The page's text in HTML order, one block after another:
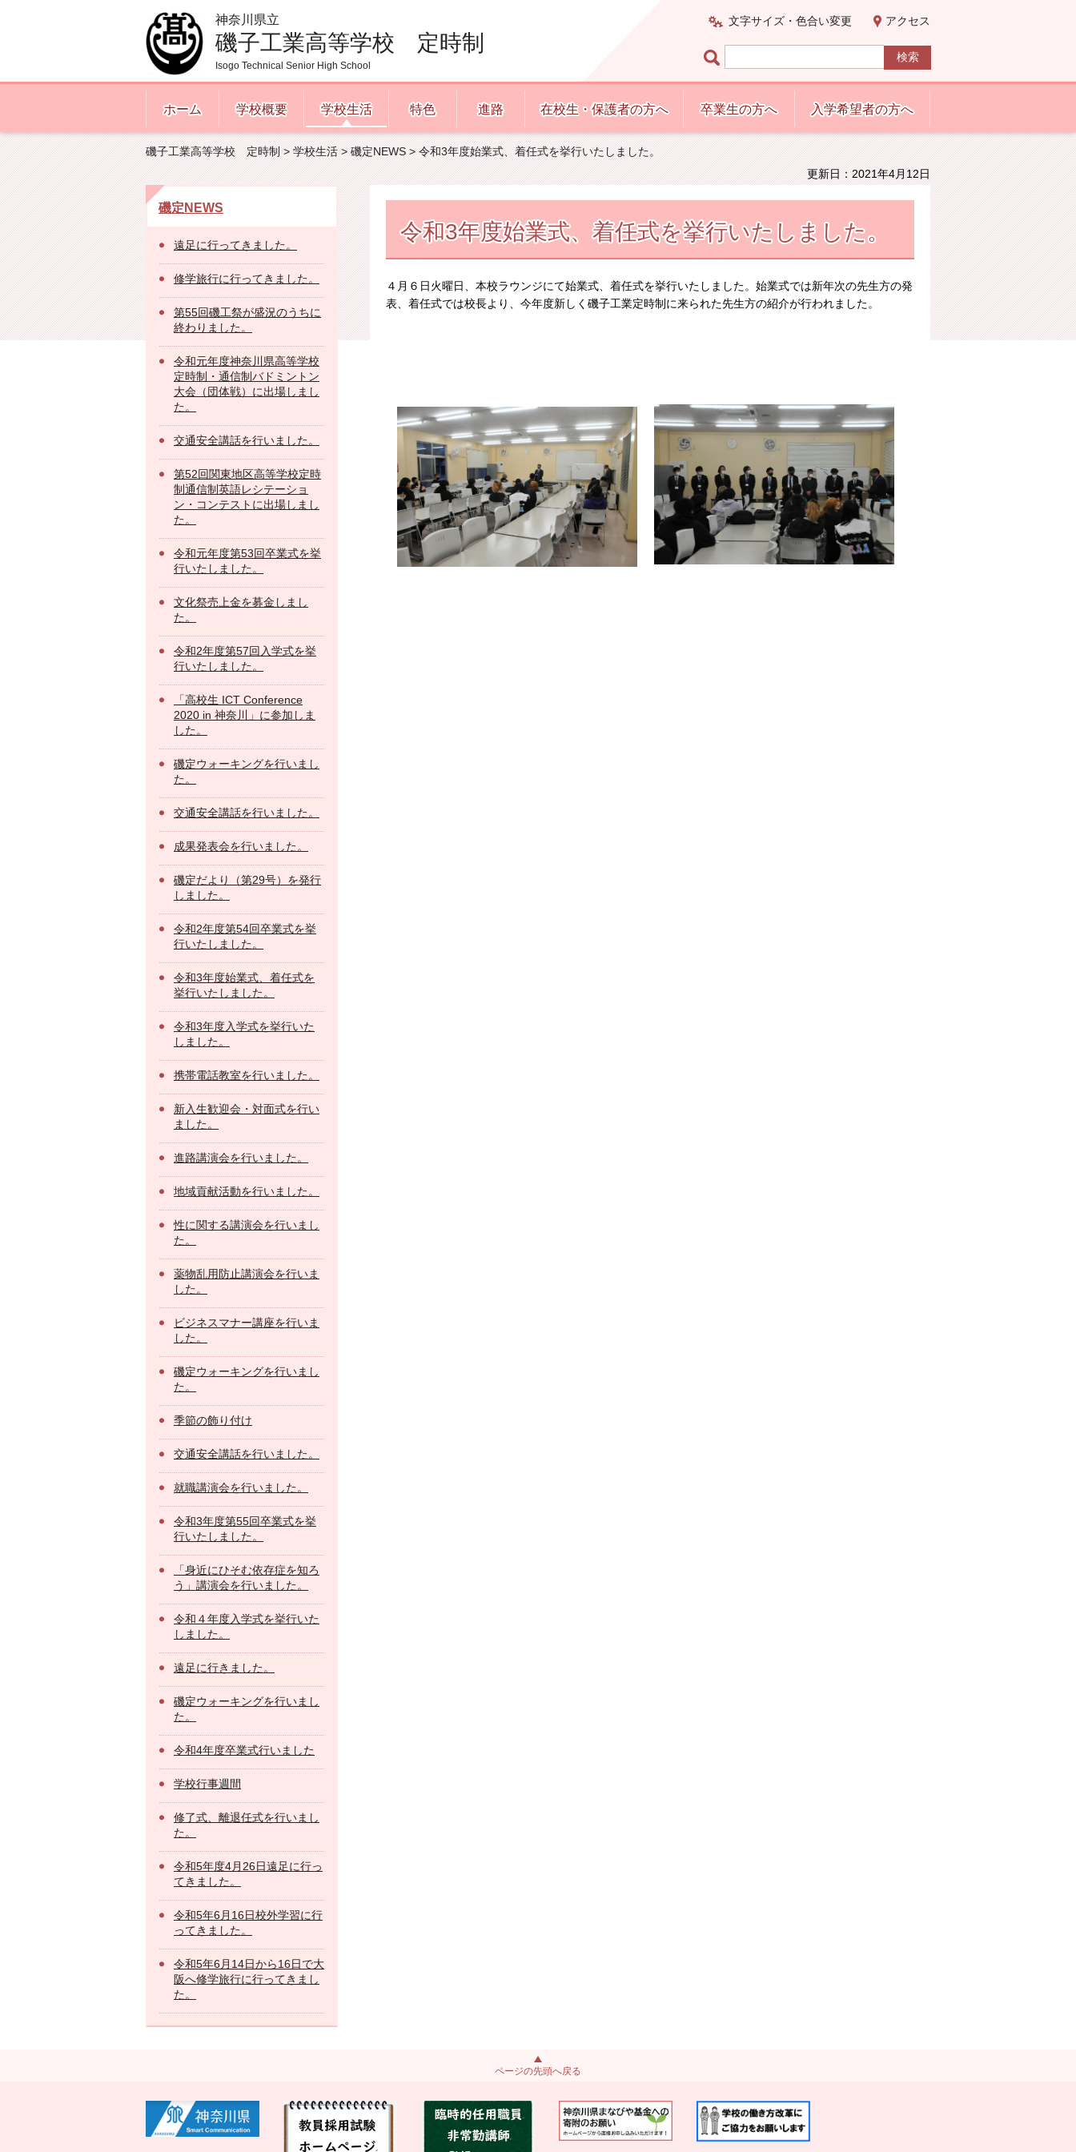
神奈川県立
磯子工業高等学校 定時制
Isogo Technical Senior High School
文字サイズ・色合い変更 アクセス
ホーム 学校概要 学校生活 特色 進路 在校生・保護者の方へ 卒業生の方へ 入学希望者の方へ
磯子工業高等学校 定時制>学校生活>磯定NEWS> 令和3年度始業式、着任式を挙行いたしました。
更新日：2021年4月12日
磯定NEWS
遠足に行ってきました。
修学旅行に行ってきました。
第55回磯工祭が盛況のうちに
終わりました。
令和元年度神奈川県高等学校
定時制・通信制バドミントン
大会（団体戦）に出場しまし
た。
交通安全講話を行いました。
第52回関東地区高等学校定時
制通信制英語レシテーショ
ン・コンテストに出場しまし
た。
令和元年度第53回卒業式を挙
行いたしました。
文化祭売上金を募金しまし
た。
令和2年度第57回入学式を挙
行いたしました。
「高校生 ICT Conference
2020 in 神奈川」に参加しま
した。
磯定ウォーキングを行いまし
た。
交通安全講話を行いました。
成果発表会を行いました。
磯定だより（第29号）を発行
しました。
令和2年度第54回卒業式を挙
行いたしました。
令和3年度始業式、着任式を
挙行いたしました。
令和3年度入学式を挙行いた
しました。
携帯電話教室を行いました。
新入生歓迎会・対面式を行い
ました。
進路講演会を行いました。
地域貢献活動を行いました。
性に関する講演会を行いまし
た。
薬物乱用防止講演会を行いま
した。
ビジネスマナー講座を行いま
した。
磯定ウォーキングを行いまし
た。
季節の飾り付け
交通安全講話を行いました。
就職講演会を行いました。
令和3年度第55回卒業式を挙
行いたしました。
「身近にひそむ依存症を知ろ
う」講演会を行いました。
令和４年度入学式を挙行いた
しました。
遠足に行きました。
磯定ウォーキングを行いまし
た。
令和4年度卒業式行いました
学校行事週間
修了式、離退任式を行いまし
た。
令和5年度4月26日遠足に行っ
てきました。
令和5年6月16日校外学習に行
ってきました。
令和5年6月14日から16日で大
阪へ修学旅行に行ってきまし
た。
令和3年度始業式、着任式を挙行いたしました。
４月６日火曜日、本校ラウンジにて始業式、着任式を挙行いたしました。始業式では新年次の先生方の発
表、着任式では校長より、今年度新しく磯子工業定時制に来られた先生方の紹介が行われました。
ページの先頭へ戻る